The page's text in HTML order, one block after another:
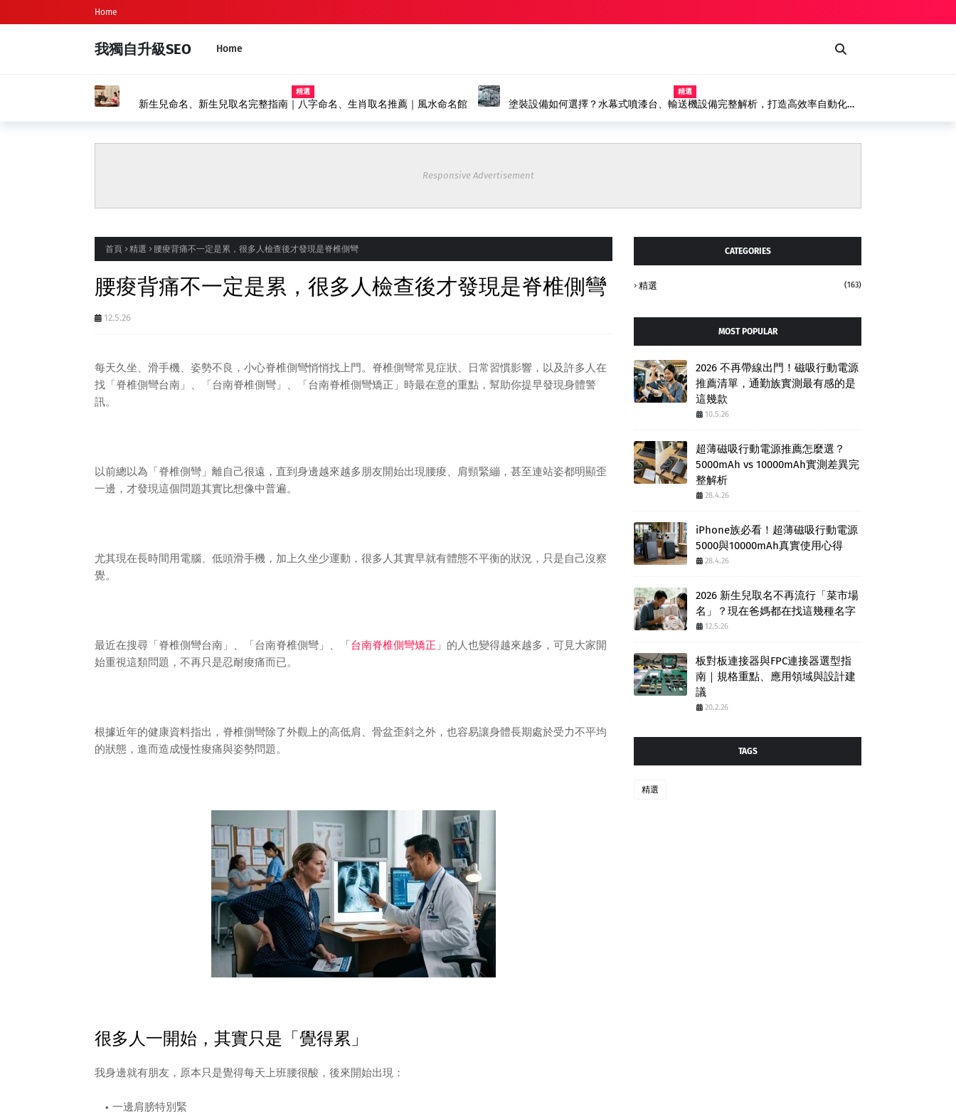
Home
我獨自升級SEO Home
精選
新生兒命名、新生兒取名完整指南｜八字命名、生肖取名推薦｜風水命名館
精選
塗裝設備如何選擇？水幕式噴漆台、輸送機設備完整解析，打造高效率自動化塗
Responsive Advertisement
首頁 精選 腰痠背痛不一定是累，很多人檢查後才發現是脊椎側彎
腰痠背痛不一定是累，很多人檢查後才發現是脊椎側彎
12.5.26
每天久坐、滑手機、姿勢不良，小心脊椎側彎悄悄找上門。脊椎側彎常見症狀、日常習慣影響，以及許多人在
找「脊椎側彎台南」、「台南脊椎側彎」、「台南脊椎側彎矯正」時最在意的重點，幫助你提早發現身體警
訊。
以前總以為「脊椎側彎」離自己很遠，直到身邊越來越多朋友開始出現腰痠、肩頸緊繃，甚至連站姿都明顯歪
一邊，才發現這個問題其實比想像中普遍。
尤其現在長時間用電腦、低頭滑手機，加上久坐少運動，很多人其實早就有體態不平衡的狀況，只是自己沒察
覺。
最近在搜尋「脊椎側彎台南」、「台南脊椎側彎」、「台南脊椎側彎矯正 」的人也變得越來越多，可見大家開
始重視這類問題，不再只是忍耐痠痛而已。
根據近年的健康資料指出，脊椎側彎除了外觀上的高低肩、骨盆歪斜之外，也容易讓身體長期處於受力不平均
的狀態，進而造成慢性痠痛與姿勢問題。
很多人一開始，其實只是「覺得累」
我身邊就有朋友，原本只是覺得每天上班腰很酸，後來開始出現：
一邊肩膀特別緊
CATEGORIES
精選 (163)
MOST POPULAR
2026 不再帶線出門！磁吸行動電源
推薦清單，通勤族實測最有感的是
這幾款
10.5.26
超薄磁吸行動電源推薦怎麼選？
5000mAh vs 10000mAh實測差異完
整解析
28.4.26
iPhone族必看！超薄磁吸行動電源
5000與10000mAh真實使用心得
28.4.26
2026 新生兒取名不再流行「菜市場
名」？現在爸媽都在找這幾種名字
12.5.26
板對板連接器與FPC連接器選型指
南｜規格重點、應用領域與設計建
議
20.2.26
TAGS
精選